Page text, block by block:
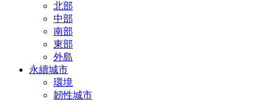
北部
中部
南部
東部
外島
永續城市
環境
韌性城市